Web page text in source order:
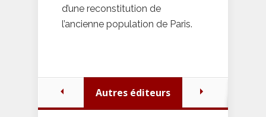
d’une reconstitution de
l’ancienne population de Paris.
Autres éditeurs